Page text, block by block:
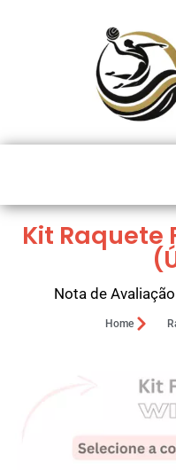
Kit Raquete
Nota de
Home